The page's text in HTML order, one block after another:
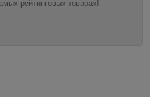
рейтинговых товарах!